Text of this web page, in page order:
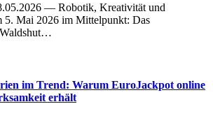
— Robotik, Kreativität und
5. Mai 2026 im Mittelpunkt: Das
im Trend: Warum EuroJackpot online
erhält